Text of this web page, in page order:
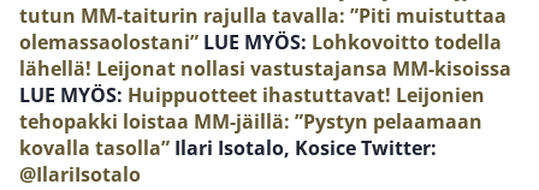
tutun MM-taiturin rajulla tavalla: ”Piti muistuttaa
olemassaolostani” LUE MYÖS: Lohkovoitto todella
lähellä! Leijonat nollasi vastustajansa MM-kisoissa
LUE MYÖS: Huippuotteet ihastuttavat! Leijonien
tehopakki loistaa MM-jäillä: ”Pystyn pelaamaan
kovalla tasolla” Ilari Isotalo, Kosice Twitter:
@IlariIsotalo